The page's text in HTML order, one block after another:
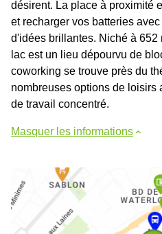
désirent. La place à proximité
et recharger vos batteries
d'idées brillantes. Niché à 652
lac est un lieu dépourvu de
coworking se trouve près du
nombreuses options de loisirs
de travail concentré.
Masquer les informations